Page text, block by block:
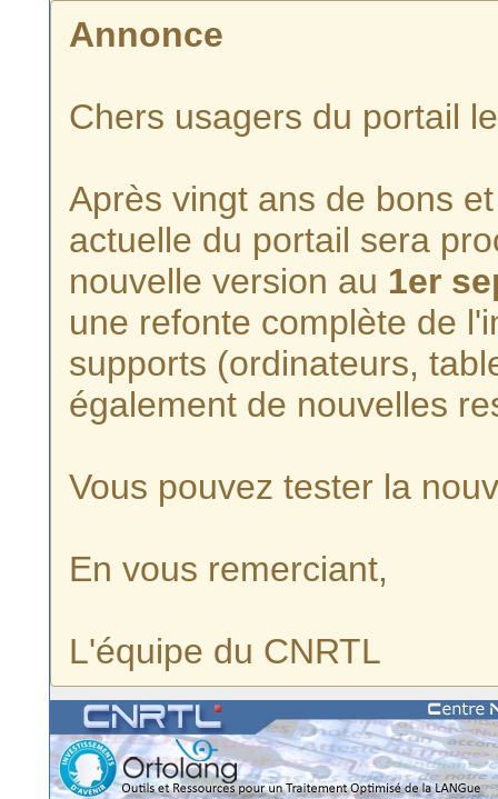
Annonce
Chers usagers du portail
Après vingt ans de bons
actuelle du portail sera
nouvelle version au 1er
une refonte complète de
supports (ordinateurs,
également de nouvelles
Vous pouvez tester la
En vous remerciant,
L'équipe du CNRTL